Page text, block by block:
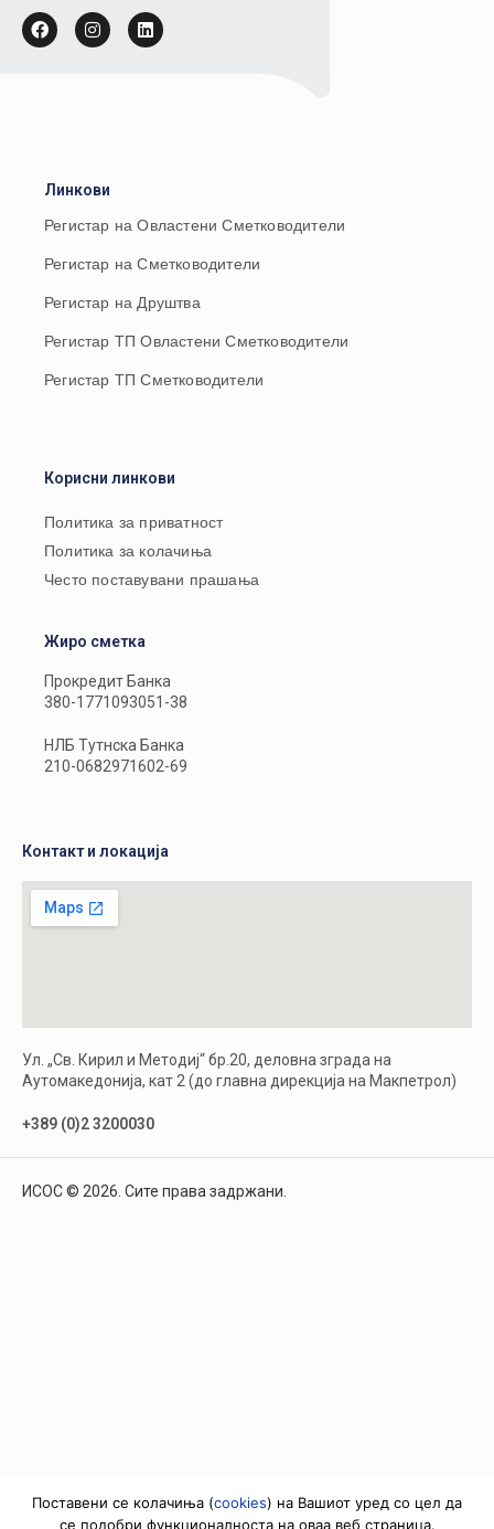
Линкови
Регистар на Овластени Сметководители
Регистар на Сметководители
Регистар на Друштва
Регистар ТП Овластени Сметководители
Регистар ТП Сметководители
Корисни линкови
Политика за приватност
Политика за колачиња
Често поставувани прашања
Жиро сметка
Прокредит Банка
380-1771093051-38
НЛБ Тутнска Банка
210-0682971602-69
Контакт и локација
Ул. „Св. Кирил и Методиј“ бр.20, деловна зграда на
Аутомакедонија, кат 2 (до главна дирекција на Макпетрол)
+389 (0)2 3200030
ИСОС © 2026. Сите права задржани.
Поставени се колачиња (cookies) на Вашиот уред со цел да
се подобри функционалноста на оваа веб страница.